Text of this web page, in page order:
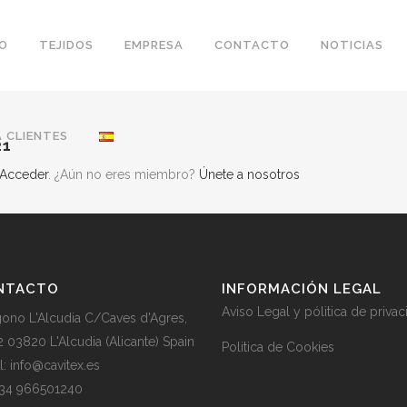
TEJIDOS EMPRESA CONTACTO NOTICIAS
CLIENTES
Acceder. ¿Aún no eres miembro? Únete a nosotros
L'Alcudia C/Caves d'Agres,
03820 L'Alcudia (Alicante) Spain
info@cavitex.es
966501240
INFORMACIÓN LEGAL
Aviso Legal y pólitica de
Politica de Cookies